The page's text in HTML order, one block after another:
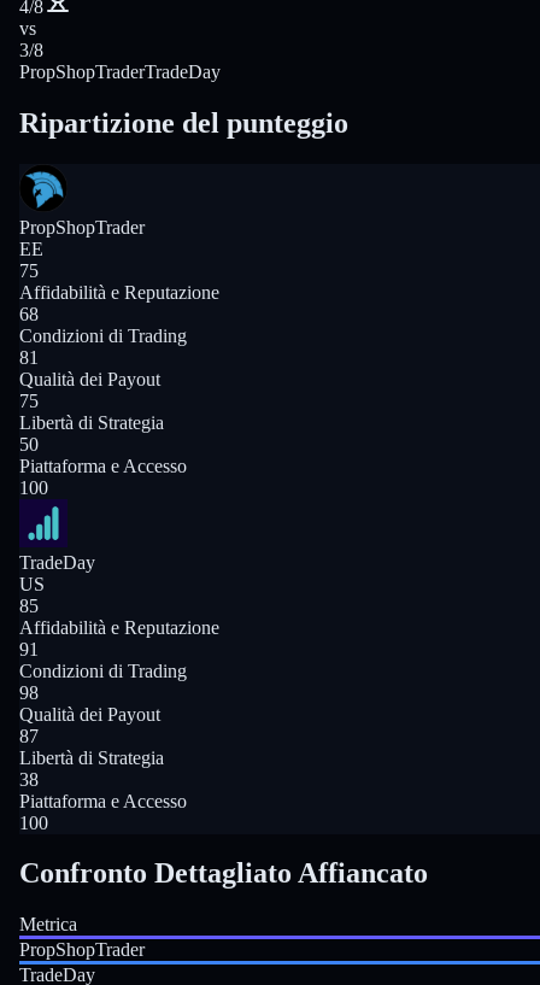
4/8
vs
3/8
PropShopTraderTradeDay
Ripartizione del punteggio
PropShopTrader
EE
75
Affidabilità e Reputazione
68
Condizioni di Trading
81
Qualità dei Payout
75
Libertà di Strategia
50
Piattaforma e Accesso
100
TradeDay
US
85
Affidabilità e Reputazione
91
Condizioni di Trading
98
Qualità dei Payout
87
Libertà di Strategia
38
Piattaforma e Accesso
100
Confronto Dettagliato Affiancato
Metrica
PropShopTrader
TradeDay